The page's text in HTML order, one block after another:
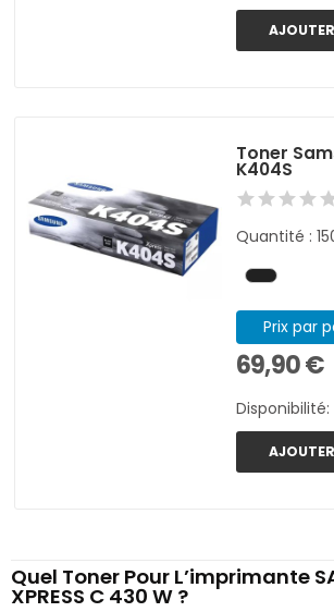
Toner
K404S
Quantité :
Prix par
69,90 €
Disponibilité:
Quel Toner Pour L’imprimante
XPRESS C 430 W ?